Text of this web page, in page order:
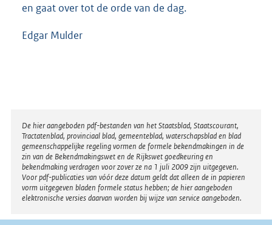
en gaat over tot de orde van de dag.
Edgar Mulder
Disclaimer
De hier aangeboden pdf-bestanden van het Staatsblad, Staatscourant,
Tractatenblad, provinciaal blad, gemeenteblad, waterschapsblad en blad
gemeenschappelijke regeling vormen de formele bekendmakingen in de
zin van de Bekendmakingswet en de Rijkswet goedkeuring en
bekendmaking verdragen voor zover ze na 1 juli 2009 zijn uitgegeven.
Voor pdf-publicaties van vóór deze datum geldt dat alleen de in papieren
vorm uitgegeven bladen formele status hebben; de hier aangeboden
elektronische versies daarvan worden bij wijze van service aangeboden.